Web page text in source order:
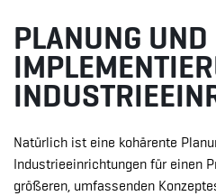
PLANUNG UND
Natürlich ist eine kohärente
Industrieeinrichtungen für einen
größeren, umfassenden